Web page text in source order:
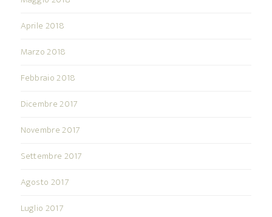
Aprile 2018
Marzo 2018
Febbraio 2018
Dicembre 2017
Novembre 2017
Settembre 2017
Agosto 2017
Luglio 2017